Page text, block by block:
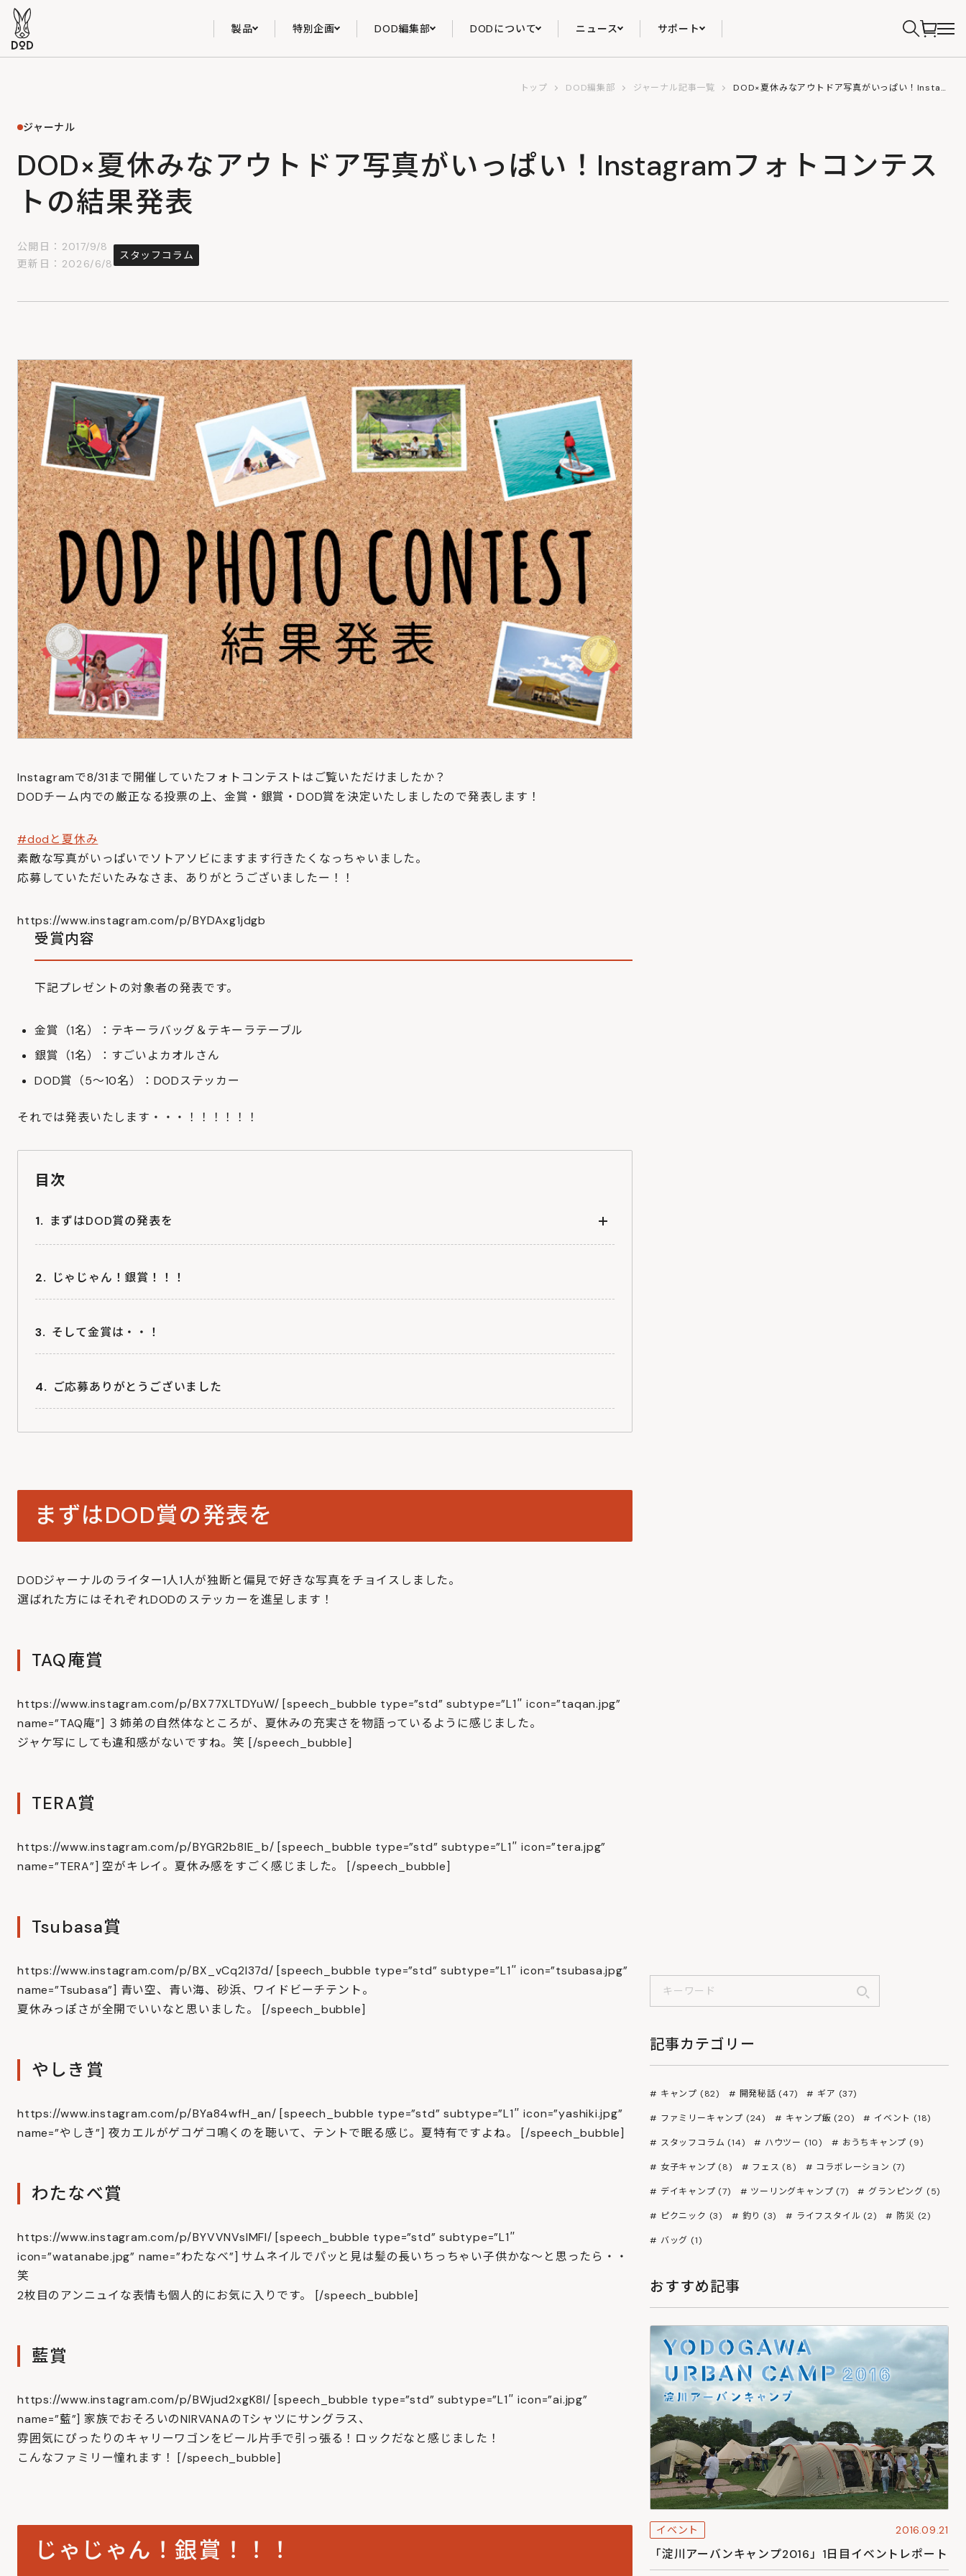
製品 特別企画 DOD編集部 DODについて ニュース サポート
トップ DOD編集部 ジャーナル記事一覧 DOD×夏休みなアウトドア写真がいっぱい！Instagramフォトコンテストの結果発表
ジャーナル
DOD×夏休みなアウトドア写真がいっぱい！Instagramフォトコンテス
トの結果発表
公開日：2017/9/8
更新日：2026/6/8
スタッフコラム
Instagramで8/31まで開催していたフォトコンテストはご覧いただけましたか？
DODチーム内での厳正なる投票の上、金賞・銀賞・DOD賞を決定いたしましたので発表します！
#dodと夏休み
素敵な写真がいっぱいでソトアソビにますます行きたくなっちゃいました。
応募していただいたみなさま、ありがとうございましたー！！
https://www.instagram.com/p/BYDAxg1jdgb
受賞内容
下記プレゼントの対象者の発表です。
金賞（1名）：テキーラバッグ＆テキーラテーブル
銀賞（1名）：すごいよカオルさん
DOD賞（5～10名）：DODステッカー
それでは発表いたします・・・！！！！！！
目次
まずはDOD賞の発表を
やしき賞
わたなべ賞
藍賞
じゃじゃん！銀賞！！！
そして金賞は・・！
ご応募ありがとうございました
まずはDOD賞の発表を
DODジャーナルのライター1人1人が独断と偏見で好きな写真をチョイスしました。
選ばれた方にはそれぞれDODのステッカーを進呈します！
TAQ庵賞
https://www.instagram.com/p/BX77XLTDYuW/ [speech_bubble type=”std” subtype=”L1″ icon=”taqan.jpg”
name=”TAQ庵”] ３姉弟の自然体なところが、夏休みの充実さを物語っているように感じました。
ジャケ写にしても違和感がないですね。笑 [/speech_bubble]
TERA賞
https://www.instagram.com/p/BYGR2b8lE_b/ [speech_bubble type=”std” subtype=”L1″ icon=”tera.jpg”
name=”TERA”] 空がキレイ。夏休み感をすごく感じました。 [/speech_bubble]
Tsubasa賞
https://www.instagram.com/p/BX_vCq2l37d/ [speech_bubble type=”std” subtype=”L1″ icon=”tsubasa.jpg”
name=”Tsubasa”] 青い空、青い海、砂浜、ワイドビーチテント。
夏休みっぽさが全開でいいなと思いました。 [/speech_bubble]
やしき賞
https://www.instagram.com/p/BYa84wfH_an/ [speech_bubble type=”std” subtype=”L1″ icon=”yashiki.jpg”
name=”やしき”] 夜カエルがゲコゲコ鳴くのを聴いて、テントで眠る感じ。夏特有ですよね。 [/speech_bubble]
わたなべ賞
https://www.instagram.com/p/BYVVNVslMFI/ [speech_bubble type=”std” subtype=”L1″
icon=”watanabe.jpg” name=”わたなべ”] サムネイルでパッと見は髪の長いちっちゃい子供かな～と思ったら・・
笑
2枚目のアンニュイな表情も個人的にお気に入りです。 [/speech_bubble]
藍賞
https://www.instagram.com/p/BWjud2xgK8I/ [speech_bubble type=”std” subtype=”L1″ icon=”ai.jpg”
name=”藍”] 家族でおそろいのNIRVANAのTシャツにサングラス、
雰囲気にぴったりのキャリーワゴンをビール片手で引っ張る！ロックだなと感じました！
こんなファミリー憧れます！ [/speech_bubble]
じゃじゃん！銀賞！！！
記事カテゴリー
キャンプ (82) 開発秘話 (47) ギア (37)
ファミリーキャンプ (24) キャンプ飯 (20) イベント (18)
スタッフコラム (14) ハウツー (10) おうちキャンプ (9)
女子キャンプ (8) フェス (8) コラボレーション (7)
デイキャンプ (7) ツーリングキャンプ (7) グランピング (5)
ピクニック (3) 釣り (3) ライフスタイル (2) 防災 (2)
バッグ (1)
おすすめ記事
イベント 2016.09.21
「淀川アーバンキャンプ2016」1日目イベントレポート